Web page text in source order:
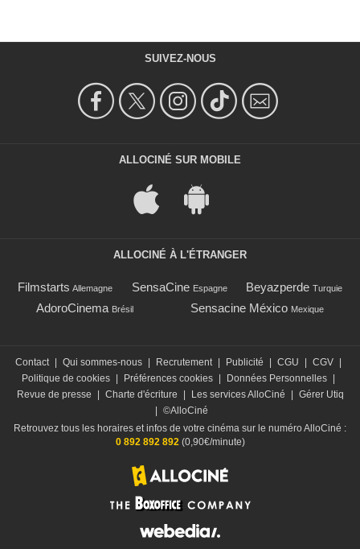
SUIVEZ-NOUS
ALLOCINÉ SUR MOBILE
ALLOCINÉ À L'ÉTRANGER
Filmstarts Allemagne SensaCine Espagne Beyazperde Turquie
AdoroCinema Brésil Sensacine México Mexique
Contact | Qui sommes-nous | Recrutement | Publicité | CGU | CGV |
Politique de cookies | Préférences cookies | Données Personnelles |
Revue de presse
| Charte d'écriture | Les services AlloCiné | Gérer Utiq
| ©AlloCiné
Retrouvez tous les horaires et infos de votre cinéma sur le numéro AlloCiné :
0 892 892 892 (0,90€/minute)